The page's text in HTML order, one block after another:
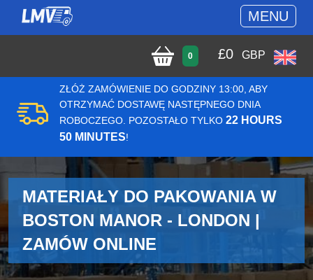
MENU
0 £0 GBP
ZŁÓŻ ZAMÓWIENIE DO GODZINY 13:00, ABY
OTRZYMAĆ DOSTAWĘ NASTĘPNEGO DNIA
ROBOCZEGO. POZOSTAŁO TYLKO 22 HOURS
50 MINUTES!
MATERIAŁY DO PAKOWANIA W
BOSTON MANOR - LONDON |
ZAMÓW ONLINE